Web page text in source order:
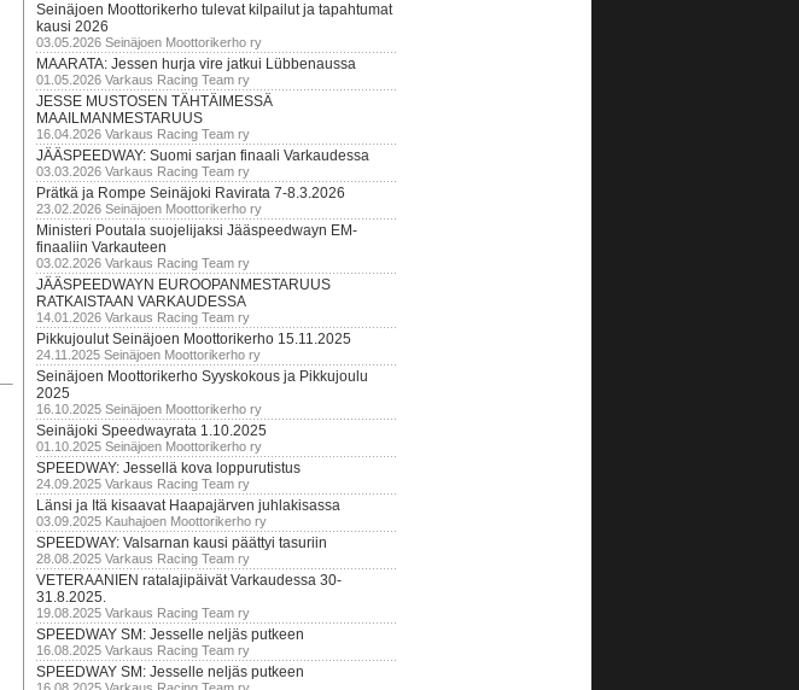
Seinäjoen Moottorikerho tulevat kilpailut ja tapahtumat
kausi 2026
03.05.2026 Seinäjoen Moottorikerho ry
MAARATA: Jessen hurja vire jatkui Lübbenaussa
01.05.2026 Varkaus Racing Team ry
JESSE MUSTOSEN TÄHTÄIMESSÄ
MAAILMANMESTARUUS
16.04.2026 Varkaus Racing Team ry
JÄÄSPEEDWAY: Suomi sarjan finaali Varkaudessa
03.03.2026 Varkaus Racing Team ry
Prätkä ja Rompe Seinäjoki Ravirata 7-8.3.2026
23.02.2026 Seinäjoen Moottorikerho ry
Ministeri Poutala suojelijaksi Jääspeedwayn EM-
finaaliin Varkauteen
03.02.2026 Varkaus Racing Team ry
JÄÄSPEEDWAYN EUROOPANMESTARUUS
RATKAISTAAN VARKAUDESSA
14.01.2026 Varkaus Racing Team ry
Pikkujoulut Seinäjoen Moottorikerho 15.11.2025
24.11.2025 Seinäjoen Moottorikerho ry
Seinäjoen Moottorikerho Syyskokous ja Pikkujoulu
2025
16.10.2025 Seinäjoen Moottorikerho ry
Seinäjoki Speedwayrata 1.10.2025
01.10.2025 Seinäjoen Moottorikerho ry
SPEEDWAY: Jessellä kova loppurutistus
24.09.2025 Varkaus Racing Team ry
Länsi ja Itä kisaavat Haapajärven juhlakisassa
03.09.2025 Kauhajoen Moottorikerho ry
SPEEDWAY: Valsarnan kausi päättyi tasuriin
28.08.2025 Varkaus Racing Team ry
VETERAANIEN ratalajipäivät Varkaudessa 30-
31.8.2025.
19.08.2025 Varkaus Racing Team ry
SPEEDWAY SM: Jesselle neljäs putkeen
16.08.2025 Varkaus Racing Team ry
SPEEDWAY SM: Jesselle neljäs putkeen